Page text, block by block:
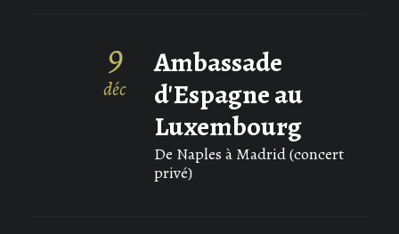
9
déc
Ambassade
d'Espagne au
Luxembourg
De Naples à Madrid (concert
privé)